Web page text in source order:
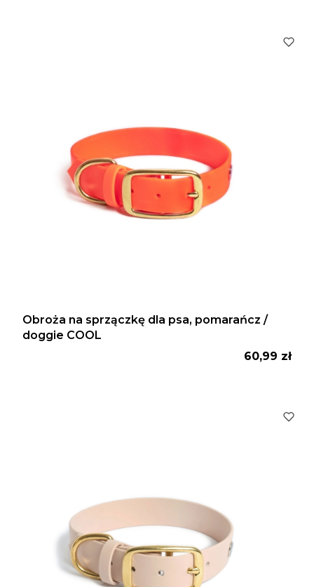
Obroża na sprzączkę dla psa, pomarańcz /
doggie COOL
Cena
60,99 zł